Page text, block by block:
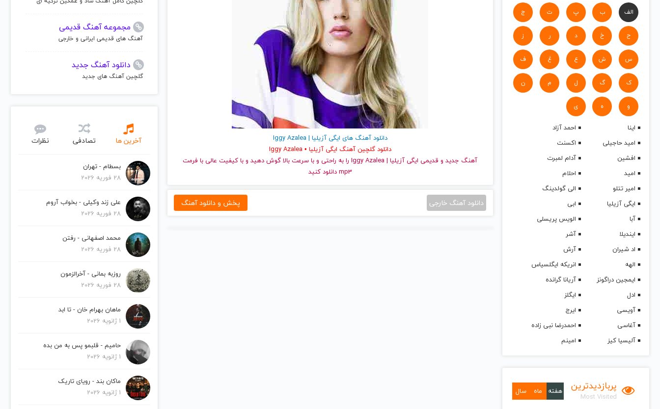
الف ب پ ت ج
ح خ د ر ز
س ش ع غ ف
ک گ ل م ن
و ه ی
اینا
احمد آزاد
امید حاجیلی
اکسنت
افشین
آدام لمبرت
امید
احلام
امیر تتلو
الی گولدینگ
ایگی آزیلیا
ابی
آبا
الویس پریسلی
ایندیلا
آشر
اد شیران
آرش
الهه
انریکه ایگلسیاس
ایمجین دراگونز
آریانا گرانده
ادل
ایگلز
آویسی
ایرج
آغاسی
احمدرضا نبی زاده
آلیسیا کیز
امینم
پربازدیدترین
Most Visited
هفته ماه سال
دانلود آهنگ های ایگی آزیلیا | Iggy Azalea
دانلود گلچین آهنگ ایگی آزیلیا • Iggy Azalea
آهنگ جدید
و قدیمی ایگی آزیلیا | Iggy Azalea را به راحتی و با سرعت بالا گوش دهید و با کیفیت عالی با فرمت
mp3 دانلود کنید
دانلود آهنگ خارجی پخش و دانلود آهنگ
مجموعه آهنگ قدیمی
آهنگ های قدیمی ایرانی و خارجی
دانلود آهنگ جدید
گلچین آهنگ های جدید
آخرین ها تصادفی نظرات
بسطام - تهران
28 فوریه 2026
علی زند وکیلی - بخواب آروم
28 فوریه 2026
محمد اصفهانی - رفتن
28 فوریه 2026
روزبه بمانی - آخرالزمون
28 فوریه 2026
ماهان بهرام خان - تا ابد
1 ژانویه 2026
حامیم - قلبمو پس به من بده
1 ژانویه 2026
ماکان بند - رویای تاریک
1 ژانویه 2026